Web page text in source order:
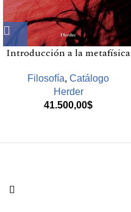
Introducción a la metafísica
Filosofía, Catálogo
Herder
41.500,00$